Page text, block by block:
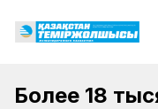
Более 18